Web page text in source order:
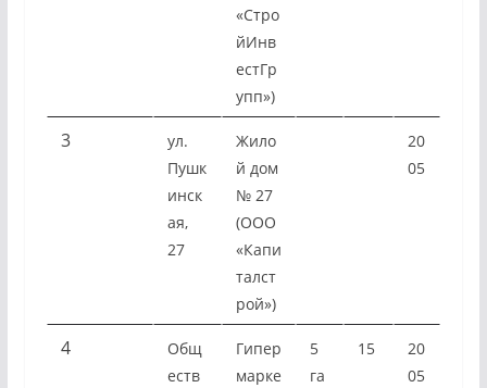
«Стро
йИнв
естГр
упп»)
3
ул.
Пушк
инск
ая,
27
Жило
й дом
№ 27
(ООО
«Капи
талст
рой»)
20
05
4
Общ
еств
Гипер
марке
5
га
15
20
05